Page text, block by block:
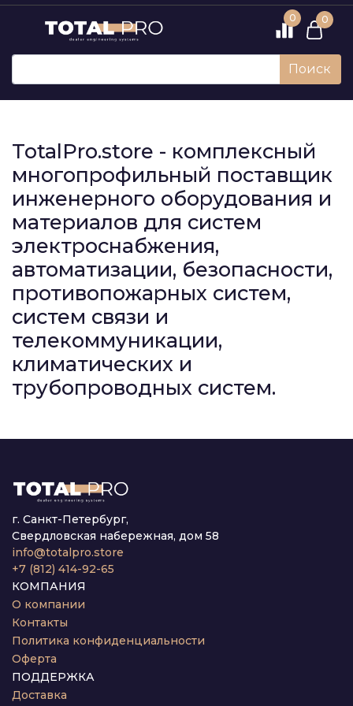
0 0
Поиск
TotalPro.store - комплексный
многопрофильный поставщик
инженерного оборудования и
материалов для систем
электроснабжения,
автоматизации, безопасности,
противопожарных систем,
систем связи и
телекоммуникации,
климатических и
трубопроводных систем.
г. Санкт-Петербург,
Свердловская набережная, дом 58
info@totalpro.store
+7 (812) 414-92-65
КОМПАНИЯ
О компании
Контакты
Политика конфиденциальности
Оферта
ПОДДЕРЖКА
Доставка